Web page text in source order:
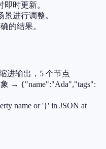
时更新。
进行调整。
的结果。
进输出，5 个节点
→ {"name":"Ada","tags":
name or '}' in JSON at